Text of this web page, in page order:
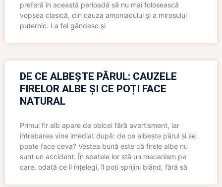
preferă în această perioadă să nu mai folosească
vopsea clasică, din cauza amoniacului și a mirosului
puternic. La fel gândesc și
DE CE ALBEȘTE PĂRUL: CAUZELE
FIRELOR ALBE ȘI CE POȚI FACE
NATURAL
Primul fir alb apare de obicei fără avertisment, iar
întrebarea vine imediat după: de ce albește părul și se
poate face ceva? Vestea bună este că firele albe nu
sunt un accident. În spatele lor stă un mecanism pe
care, odată ce îl înțelegi, îl poți sprijini blând, fără să